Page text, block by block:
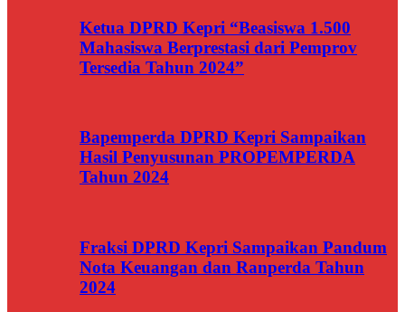
Ketua DPRD Kepri “Beasiswa 1.500
Mahasiswa Berprestasi dari Pemprov
Tersedia Tahun 2024”
Bapemperda DPRD Kepri Sampaikan
Hasil Penyusunan PROPEMPERDA
Tahun 2024
Fraksi DPRD Kepri Sampaikan Pandum
Nota Keuangan dan Ranperda Tahun
2024